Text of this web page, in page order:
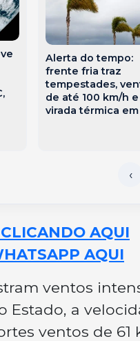
Alerta do tempo:
frente fria traz
tempestades,
de até 100 km/h e
virada térmica em
AQUI
AQUI
ventos
Estado, a
ventos de 61